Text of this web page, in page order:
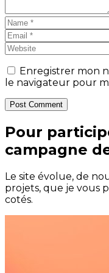
Enregistrer mon
le navigateur pour
Post Comment
Pour
campagne
Le site évolue, de
projets, que je vous
cotés.